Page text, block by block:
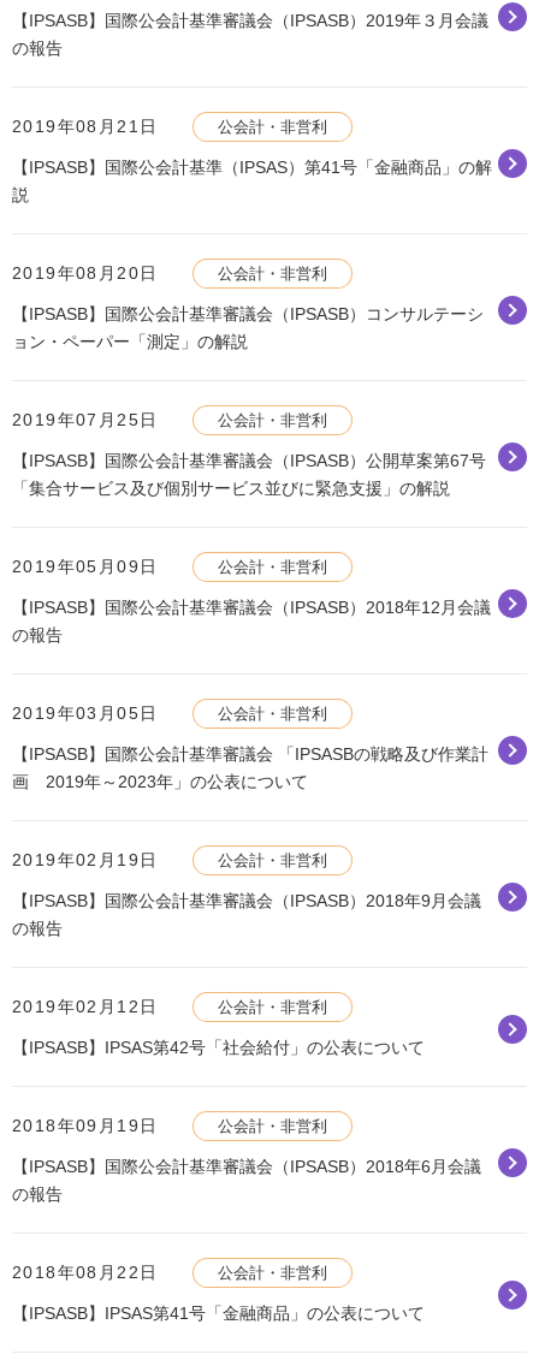
【IPSASB】国際公会計基準審議会（IPSASB）2019年３月会議
の報告
2019年08月21日 公会計・非営利
【IPSASB】国際公会計基準（IPSAS）第41号「金融商品」の解
説
2019年08月20日 公会計・非営利
【IPSASB】国際公会計基準審議会（IPSASB）コンサルテーシ
ョン・ペーパー「測定」の解説
2019年07月25日 公会計・非営利
【IPSASB】国際公会計基準審議会（IPSASB）公開草案第67号
「集合サービス及び個別サービス並びに緊急支援」の解説
2019年05月09日 公会計・非営利
【IPSASB】国際公会計基準審議会（IPSASB）2018年12月会議
の報告
2019年03月05日 公会計・非営利
【IPSASB】国際公会計基準審議会 「IPSASBの戦略及び作業計
画 2019年～2023年」の公表について
2019年02月19日 公会計・非営利
【IPSASB】国際公会計基準審議会（IPSASB）2018年9月会議
の報告
2019年02月12日 公会計・非営利
【IPSASB】IPSAS第42号「社会給付」の公表について
2018年09月19日 公会計・非営利
【IPSASB】国際公会計基準審議会（IPSASB）2018年6月会議
の報告
2018年08月22日 公会計・非営利
【IPSASB】IPSAS第41号「金融商品」の公表について